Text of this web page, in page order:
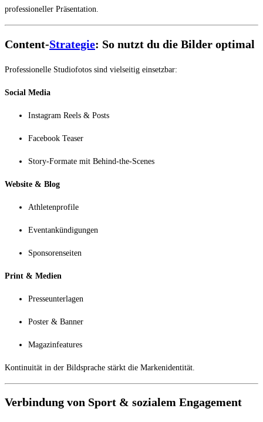
professioneller Präsentation.
Content-Strategie: So nutzt du die Bilder optimal
Professionelle Studiofotos sind vielseitig einsetzbar:
Social Media
Instagram Reels & Posts
Facebook Teaser
Story-Formate mit Behind-the-Scenes
Website & Blog
Athletenprofile
Eventankündigungen
Sponsorenseiten
Print & Medien
Presseunterlagen
Poster & Banner
Magazinfeatures
Kontinuität in der Bildsprache stärkt die Markenidentität.
Verbindung von Sport & sozialem Engagement